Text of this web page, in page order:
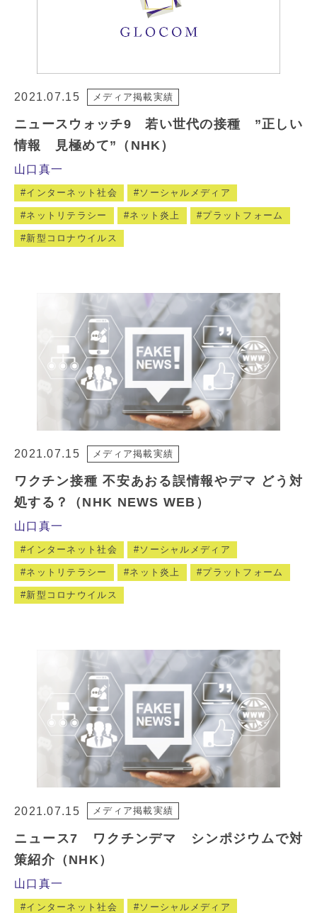
2021.07.15 メディア掲載実績
ニュースウォッチ9 若い世代の接種 ”正しい
情報 見極めて”（NHK）
山口真一
インターネット社会 ソーシャルメディア
ネットリテラシー ネット炎上 プラットフォーム
新型コロナウイルス
2021.07.15 メディア掲載実績
ワクチン接種 不安あおる誤情報やデマ どう対
処する？（NHK NEWS WEB）
山口真一
インターネット社会 ソーシャルメディア
ネットリテラシー ネット炎上 プラットフォーム
新型コロナウイルス
2021.07.15 メディア掲載実績
ニュース7 ワクチンデマ シンポジウムで対
策紹介（NHK）
山口真一
インターネット社会 ソーシャルメディア